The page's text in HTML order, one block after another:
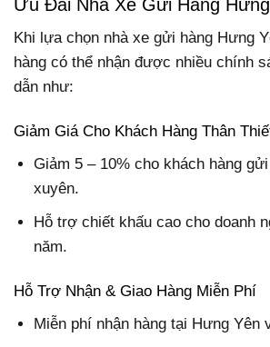
Ưu Đãi Nhà Xe Gửi Hàng
Khi lựa chọn nhà xe gửi hàng Hưng
hàng có thể nhận được nhiều chính
dẫn như:
Giảm Giá Cho Khách Hàng Thân
Giảm 5 – 10% cho khách hàng
xuyên.
Hỗ trợ chiết khấu cao cho doanh
năm.
Hỗ Trợ Nhận & Giao Hàng Miễn Phí
Miễn phí nhận hàng tại Hưng Yên